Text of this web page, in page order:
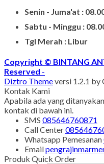
Senin - Juma'at :
Sabtu - Minggu :
Tgl Merah : Libur
Copyright © BINTANG
Reserved -
Diztro Themeversi 1.2.1 by
Kontak Kami
Apabila ada yang
kontak di bawah ini.
SMS 085646760871
Call Center
Whatsapp Pemesanan
Email
Produk Quick Order